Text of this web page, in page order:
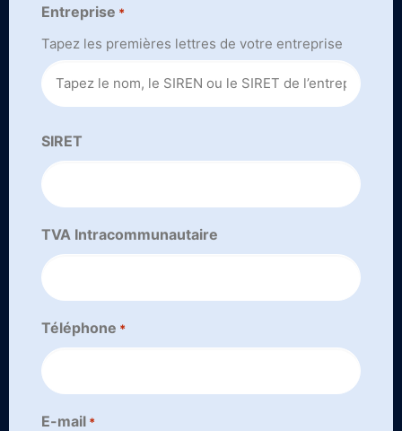
Entreprise *
Tapez les premières lettres de votre entreprise
SIRET
TVA Intracommunautaire
Téléphone *
E-mail *